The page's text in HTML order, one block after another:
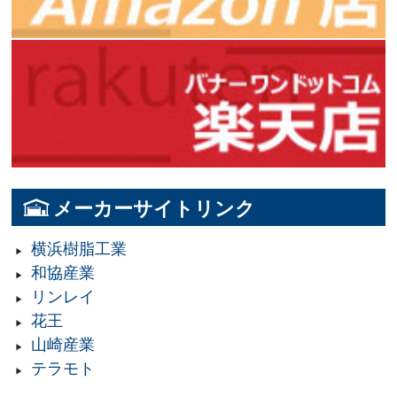
メーカーサイトリンク
横浜樹脂工業
和協産業
リンレイ
花王
山崎産業
テラモト